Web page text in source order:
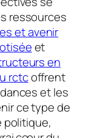
ressources
et avenir
et
en
rctcoffrent
et les
ce type de
politique,